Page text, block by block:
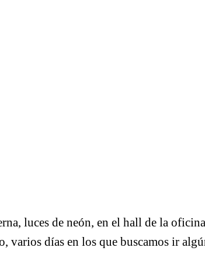
luces de neón, en el hall de la
varios días en los que buscamos ir